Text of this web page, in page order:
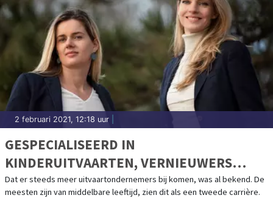
2 februari 2021, 12:18 uur
GESPECIALISEERD IN
KINDERUITVAARTEN, VERNIEUWERS
BINNEN DE UITVAARTBRANCHE
Dat er steeds meer uitvaartondernemers bij komen, was al bekend. De
meesten zijn van middelbare leeftijd, zien dit als een tweede carrière.